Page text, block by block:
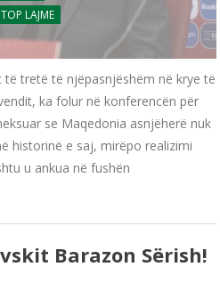
TOP LAJME
tretë të njëpasnjëshëm në krye të
ka folur në konferencën për
se Maqedonia asnjëherë nuk
historinë e saj, mirëpo realizimi
u ankua në fushën
Barazon Sërish!